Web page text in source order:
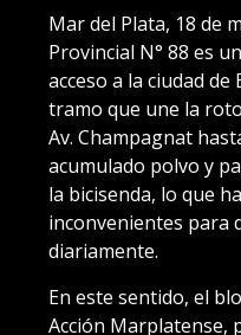
Mar del Plata, 18 de
Provincial N° 88 es
acceso a la ciudad
tramo que une la
Av. Champagnat
acumulado polvo y
la bicisenda, lo que
inconvenientes para
diariamente.
En este sentido, el
Acción Marplatense,